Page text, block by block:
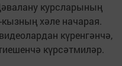
курсларының
хәле начарая.
күренгәнчә,
күрсәтмиләр.